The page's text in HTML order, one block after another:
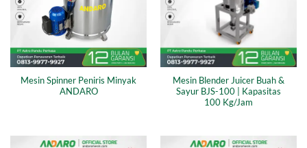
Mesin Spinner Peniris Minyak
ANDARO
Mesin Blender Juicer Buah &
Sayur BJS-100 | Kapasitas
100 Kg/Jam